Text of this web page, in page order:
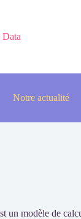
Data
Notre actualité
un modèle de